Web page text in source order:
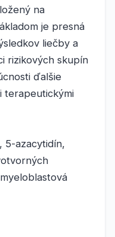
na
je presná
liečby a
rizikových skupín
ďalšie
terapeutickými
5-azacytidín,